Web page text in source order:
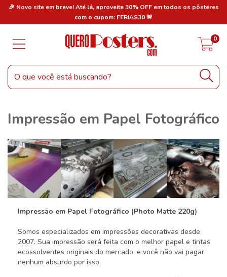
🎉 Novo site em breve! Até lá, aproveite 30% OFF em todos os pôsteres
com o cupom: FERIAS30 🚨
0
Impressão em Papel Fotográfico
Impressão em Papel Fotográfico (Photo Matte 220g)
Somos especializados em impressões decorativas desde
2007. Sua impressão será feita com o melhor papel e tintas
ecossolventes originais do mercado, e você não vai pagar
nenhum absurdo por isso.